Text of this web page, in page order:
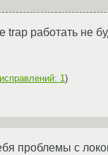
работать не
исправлений: 1)
проблемы с